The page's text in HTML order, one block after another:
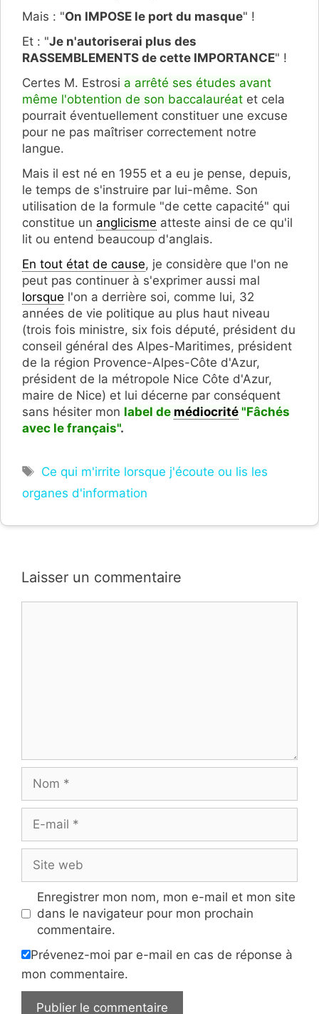
Mais : "On IMPOSE le port du masque" !
Et : "Je n'autoriserai plus des
RASSEMBLEMENTS de cette IMPORTANCE" !
Certes M. Estrosi a arrêté ses études avant
même l'obtention de son baccalauréat et cela
pourrait éventuellement constituer une excuse
pour ne pas maîtriser correctement notre
langue.
Mais il est né en 1955 et a eu je pense, depuis,
le temps de s'instruire par lui-même. Son
utilisation de la formule "de cette capacité" qui
constitue un anglicisme atteste ainsi de ce qu'il
lit ou entend beaucoup d'anglais.
En tout état de cause, je considère que l'on ne
peut pas continuer à s'exprimer aussi mal
lorsque l'on a derrière soi, comme lui, 32
années de vie politique au plus haut niveau
(trois fois ministre, six fois député, président du
conseil général des Alpes-Maritimes, président
de la région Provence-Alpes-Côte d'Azur,
président de la métropole Nice Côte d'Azur,
maire de Nice) et lui décerne par conséquent
sans hésiter mon label de médiocrité "Fâchés
avec le français".
Étiquettes
Ce qui m'irrite lorsque j'écoute ou lis les
organes d'information
Laisser un commentaire
mail
web
Enregistrer mon nom, mon e-mail et mon site
dans le navigateur pour mon prochain
commentaire.
Prévenez-moi par e-mail en cas de réponse à
mon commentaire.